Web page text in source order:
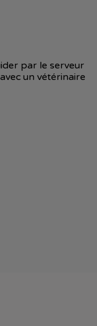
par le serveur
un vétérinaire